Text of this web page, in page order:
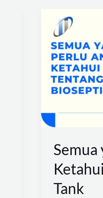
Semua
Tank
Semua
yang
Perlu
Anda
Ketahui
Tentang
Tank